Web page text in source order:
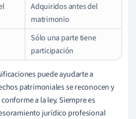
Adquiridos antes del
matrimonio
Sólo una parte tiene
participación
puede ayudarte a
patrimoniales se reconocen y
a la ley. Siempre es
jurídico profesional